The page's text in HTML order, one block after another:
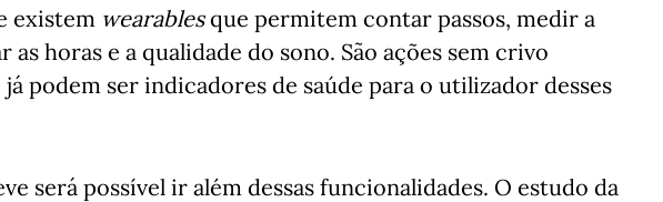
existem wearablesque permitem contar passos, medir a
as horas e a qualidade do sono. São ações sem crivo
podem ser indicadores de saúde para o utilizador desses
será possível ir além dessas funcionalidades. O estudo da